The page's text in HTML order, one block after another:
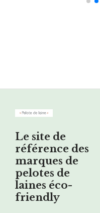
Le site de
référence des
marques de
pelotes de
laines éco-
friendly